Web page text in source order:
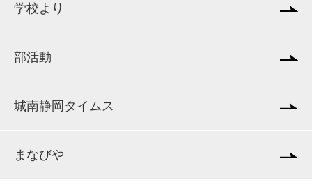
学校より
部活動
城南静岡タイムス
まなびや